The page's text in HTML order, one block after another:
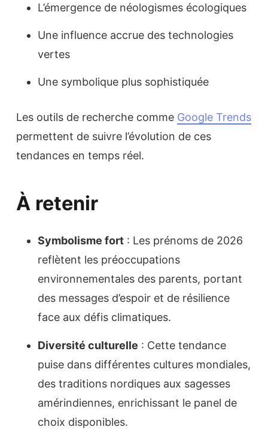
L’émergence de néologismes écologiques
Une influence accrue des technologies
vertes
Une symbolique plus sophistiquée
Les outils de recherche comme Google Trends
permettent de suivre l’évolution de ces
tendances en temps réel.
À retenir
Symbolisme fort : Les prénoms de 2026
reflètent les préoccupations
environnementales des parents, portant
des messages d’espoir et de résilience
face aux défis climatiques.
Diversité culturelle : Cette tendance
puise dans différentes cultures mondiales,
des traditions nordiques aux sagesses
amérindiennes, enrichissant le panel de
choix disponibles.